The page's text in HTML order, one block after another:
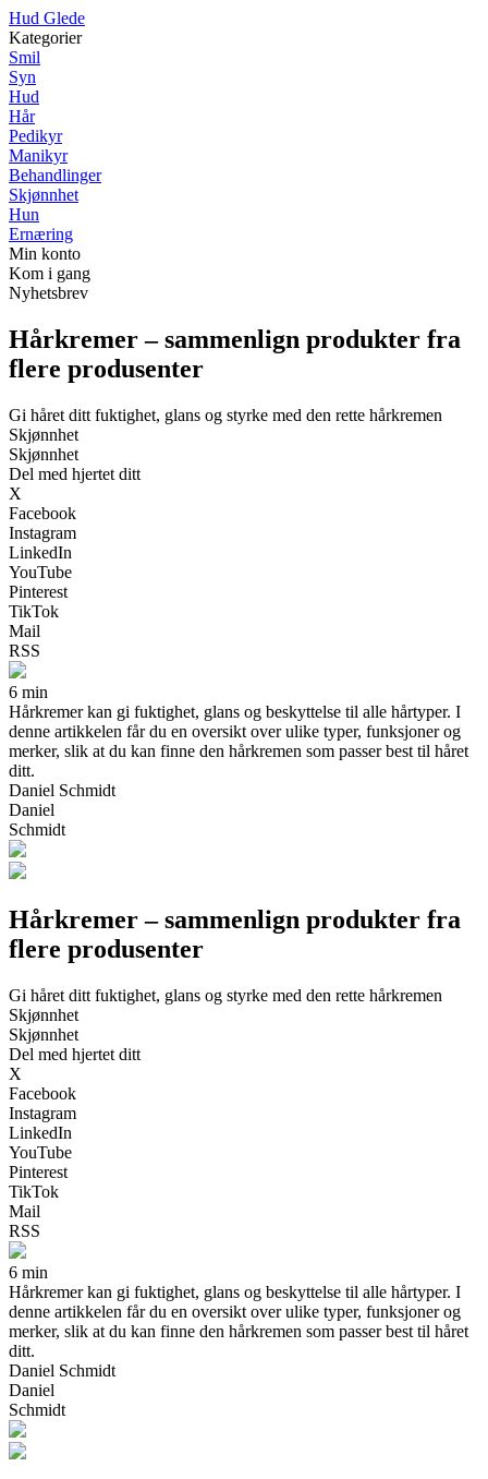
Hud Glede
Kategorier
Smil
Syn
Hud
Hår
Pedikyr
Manikyr
Behandlinger
Skjønnhet
Hun
Ernæring
Min konto
Kom i gang
Nyhetsbrev
Hårkremer – sammenlign produkter fra
flere produsenter
Gi håret ditt fuktighet, glans og styrke med den rette hårkremen
Skjønnhet
Skjønnhet
Del med hjertet ditt
X
Facebook
Instagram
LinkedIn
YouTube
Pinterest
TikTok
Mail
RSS
6 min
Hårkremer kan gi fuktighet, glans og beskyttelse til alle hårtyper. I
denne artikkelen får du en oversikt over ulike typer, funksjoner og
merker, slik at du kan finne den hårkremen som passer best til håret
ditt.
Daniel Schmidt
Daniel
Schmidt
Hårkremer – sammenlign produkter fra
flere produsenter
Gi håret ditt fuktighet, glans og styrke med den rette hårkremen
Skjønnhet
Skjønnhet
Del med hjertet ditt
X
Facebook
Instagram
LinkedIn
YouTube
Pinterest
TikTok
Mail
RSS
6 min
Hårkremer kan gi fuktighet, glans og beskyttelse til alle hårtyper. I
denne artikkelen får du en oversikt over ulike typer, funksjoner og
merker, slik at du kan finne den hårkremen som passer best til håret
ditt.
Daniel Schmidt
Daniel
Schmidt